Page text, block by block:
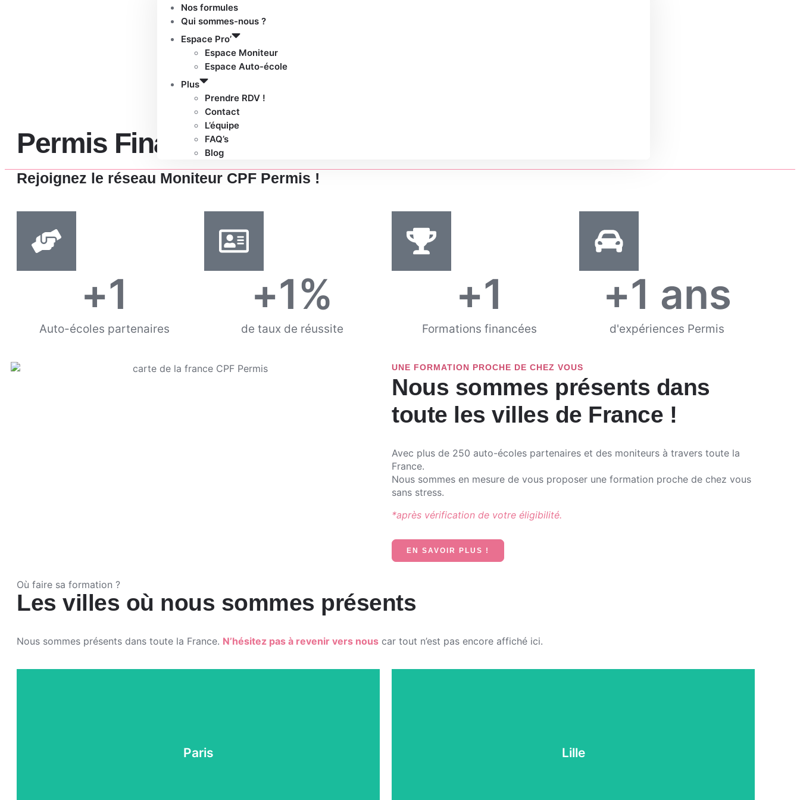
Nos formules
Qui sommes-nous ?
Espace Pro’
Espace Moniteur
Espace Auto-école
Plus
Prendre RDV !
Contact
L’équipe
FAQ’s
Blog
Permis Financé par ville
Rejoignez le réseau Moniteur CPF Permis !
Auto-écoles partenaires
+1
de taux de réussite
+1%
Formations financées
+1
d'expériences Permis
+1 ans
UNE FORMATION PROCHE DE CHEZ VOUS
Nous sommes présents dans
toute les villes de France !
Avec plus de 250 auto-écoles partenaires et des moniteurs à travers toute la
France.
Nous sommes en mesure de vous proposer une formation proche de chez vous
sans stress.
*après vérification de votre éligibilité.
EN SAVOIR PLUS !
Où faire sa formation ?
Les villes où nous sommes présents
Nous sommes présents dans toute la France. N’hésitez pas à revenir vers nous car tout n’est pas encore affiché ici.
Paris
FAIRE FINANCÉ SON PERMIS SUR PARIS Lille
FAIRE FINANCÉ SON PERMIS SUR LILLE